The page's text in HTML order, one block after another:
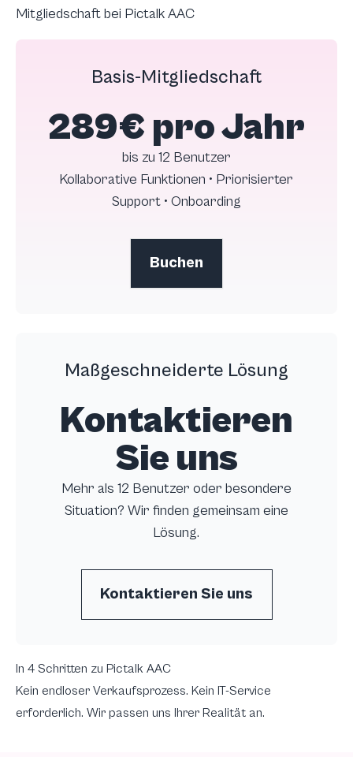
Mitgliedschaft bei Pictalk AAC
Basis-Mitgliedschaft
289€ pro Jahr
bis zu 12 Benutzer
Kollaborative Funktionen • Priorisierter
Support • Onboarding
Buchen
Maßgeschneiderte Lösung
Kontaktieren
Sie uns
Mehr als 12 Benutzer oder besondere
Situation? Wir finden gemeinsam eine
Lösung.
Kontaktieren Sie uns
In 4 Schritten zu Pictalk AAC
Kein endloser Verkaufsprozess. Kein IT-Service
erforderlich. Wir passen uns Ihrer Realität an.